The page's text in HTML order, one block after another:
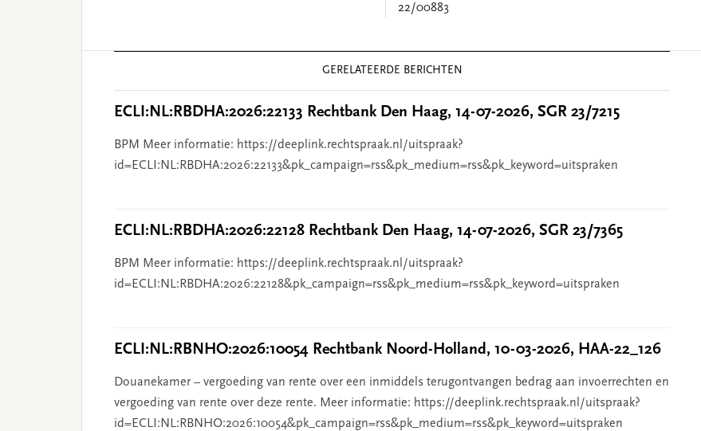
22/00883
GERELATEERDE BERICHTEN
ECLI:NL:RBDHA:2026:22133 Rechtbank Den Haag, 14-07-2026, SGR 23/7215
BPM Meer informatie: https://deeplink.rechtspraak.nl/uitspraak?
id=ECLI:NL:RBDHA:2026:22133&pk_campaign=rss&pk_medium=rss&pk_keyword=uitspraken
ECLI:NL:RBDHA:2026:22128 Rechtbank Den Haag, 14-07-2026, SGR 23/7365
BPM Meer informatie: https://deeplink.rechtspraak.nl/uitspraak?
id=ECLI:NL:RBDHA:2026:22128&pk_campaign=rss&pk_medium=rss&pk_keyword=uitspraken
ECLI:NL:RBNHO:2026:10054 Rechtbank Noord-Holland, 10-03-2026, HAA-22_126
Douanekamer – vergoeding van rente over een inmiddels terugontvangen bedrag aan invoerrechten en
vergoeding van rente over deze rente. Meer informatie: https://deeplink.rechtspraak.nl/uitspraak?
id=ECLI:NL:RBNHO:2026:10054&pk_campaign=rss&pk_medium=rss&pk_keyword=uitspraken